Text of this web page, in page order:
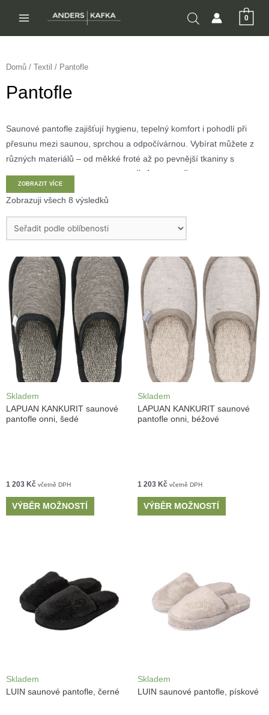
obsah
0
Domů / Textil / Pantofle
Pantofle
Saunové pantofle zajišťují hygienu, tepelný komfort i pohodlí při
přesunu mezi saunou, sprchou a odpočívárnou. Vybírat můžete z
různých materiálů – od měkké froté až po pevnější tkaniny s
jutovou stélkou. Skvěle doplňují
komerčních wellness prostor.
ZOBRAZIT VÍCE
Zobrazuji všech 8 výsledků
Skladem
LAPUAN KANKURIT saunové
pantofle onni, šedé
1 203 Kč včetně DPH
VÝBĚR MOŽNOSTÍ
Skladem
LAPUAN KANKURIT saunové
pantofle onni, béžové
1 203 Kč včetně DPH
VÝBĚR MOŽNOSTÍ
Skladem
LUIN saunové pantofle, černé
Skladem
LUIN saunové pantofle, pískové